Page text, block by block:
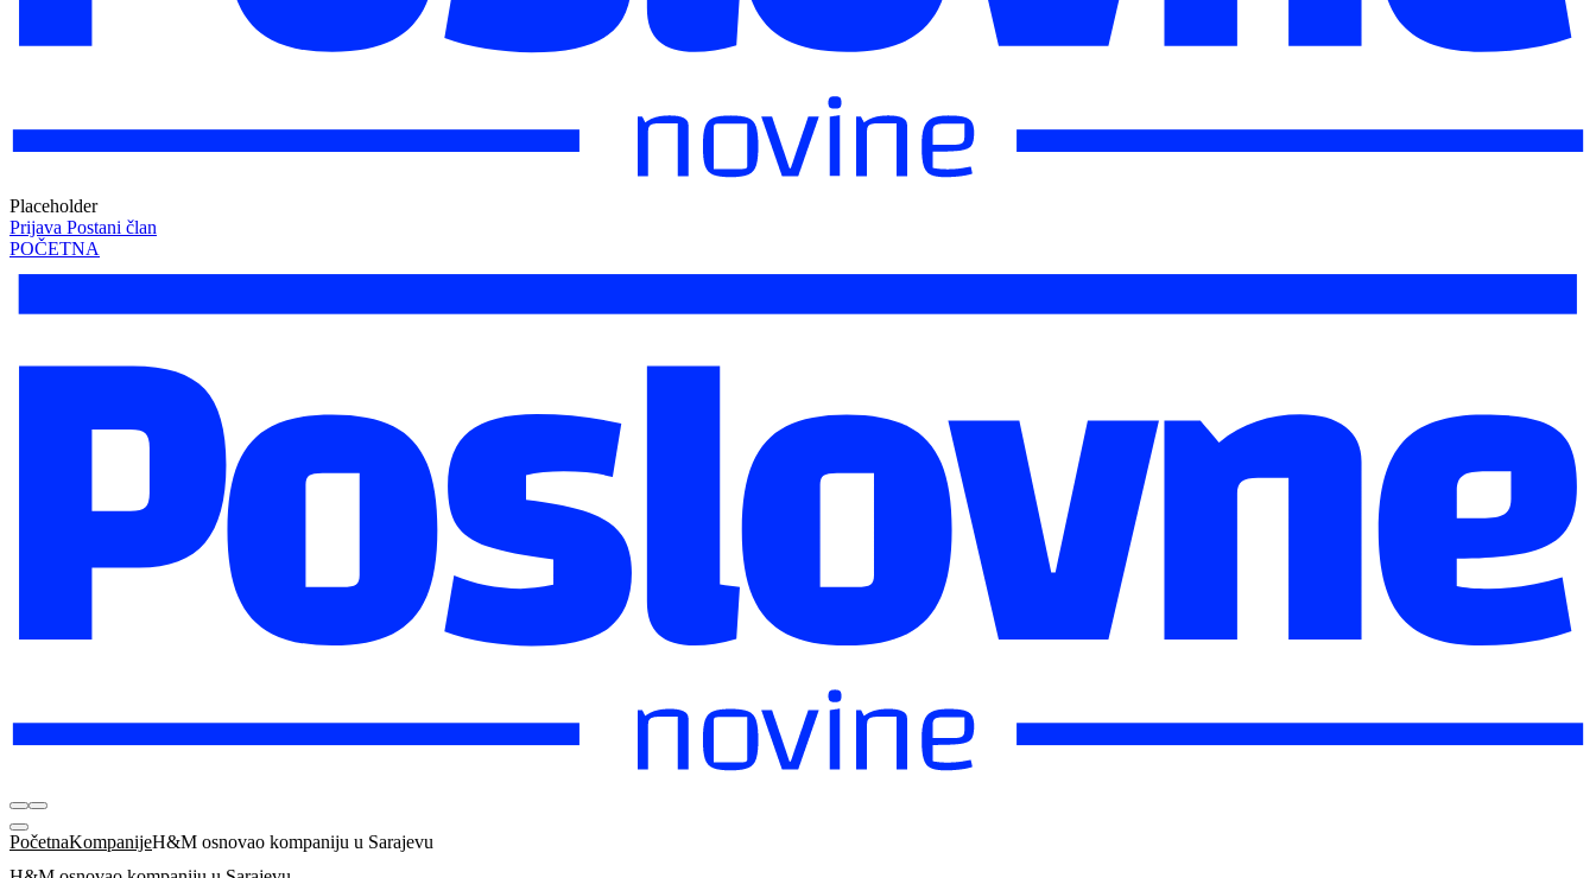
Placeholder
Prijava Postani član
POČETNA
PočetnaKompanijeH&M osnovao kompaniju u Sarajevu